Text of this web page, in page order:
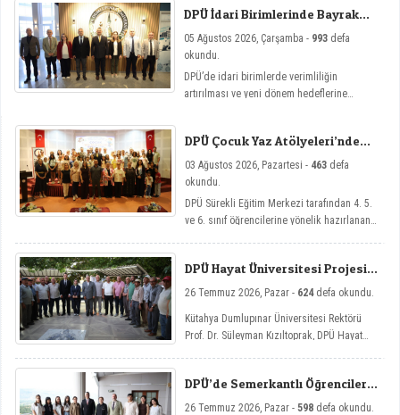
Sohbetler etkinlik serisi kapsamında üç
önemli söyleşiye imza attı.
DPÜ İdari Birimlerinde Bayrak
05 Ağustos 2026, Çarşamba - 993 defa
okundu.
DPÜ’de idari birimlerde verimliliğin
artırılması ve yeni dönem hedeflerine
DPÜ Çocuk Yaz Atölyeleri’nde
03 Ağustos 2026, Pazartesi - 463 defa
okundu.
DPÜ Sürekli Eğitim Merkezi tarafından 4. 5.
ve 6. sınıf öğrencilerine yönelik hazırlanan
değerlendirmelerini amaçlayan DPÜ Çocuk
Yaz Atölyeleri programı, düzenlenen açılış
DPÜ Hayat Üniversitesi Projesi
26 Temmuz 2026, Pazar - 624defa okundu.
Kütahya Dumlupınar Üniversitesi Rektörü
Prof. Dr. Süleyman Kızıltoprak, DPÜ Hayat
katılarak vatandaşlarla buluştu.
DPÜ’de Semerkantlı Öğrencilere
26 Temmuz 2026, Pazar - 598 defa okundu.